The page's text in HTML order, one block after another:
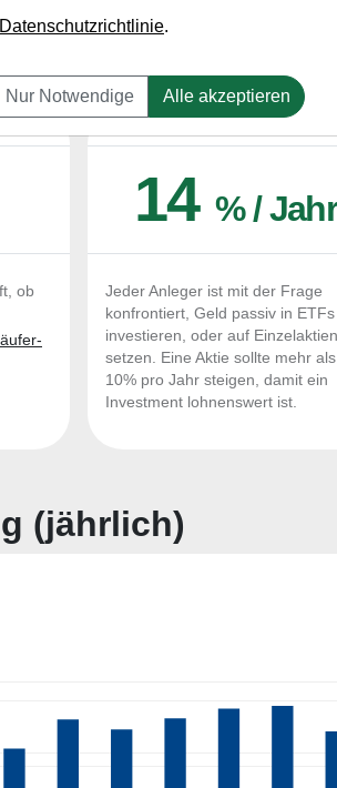
geeignet?
ob
14 % / Jahr
Jeder Anleger ist mit der Frage
konfrontiert, Geld passiv in ETFs
investieren, oder auf
setzen. Eine Aktie sollte mehr als
10% pro Jahr steigen, damit ein
Investment lohnenswert ist.
(jährlich)
Datenschutzrichtlinie.
Nur Notwendige Alle akzeptieren